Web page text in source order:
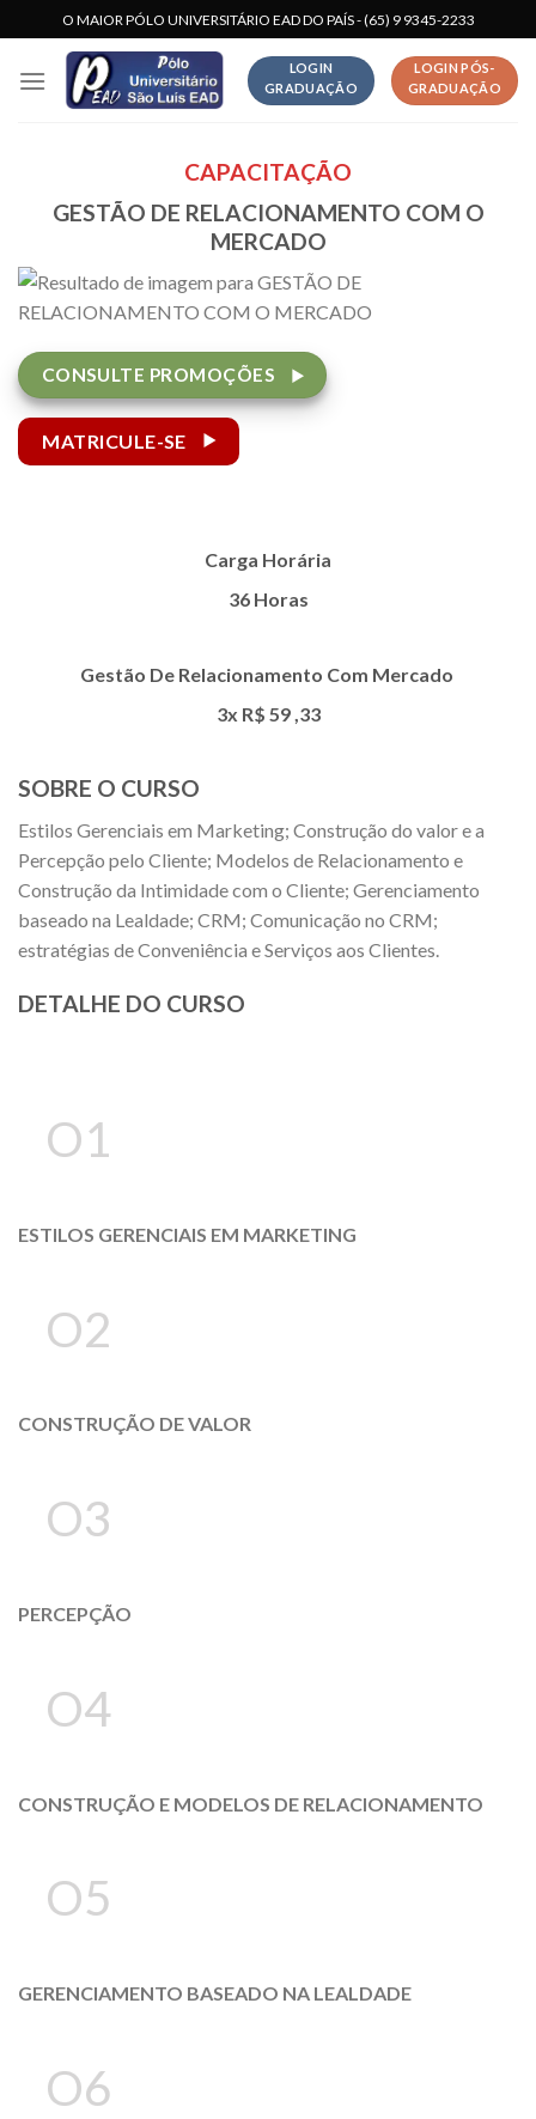
to
content
O MAIOR PÓLO UNIVERSITÁRIO EAD DO PAÍS - (65) 9 9345-2233
LOGIN
GRADUAÇÃO
LOGIN PÓS-
GRADUAÇÃO
CAPACITAÇÃO
GESTÃO DE RELACIONAMENTO COM O
MERCADO
CONSULTE PROMOÇÕES
MATRICULE-SE
Carga Horária
36 Horas
Gestão De Relacionamento Com Mercado
3x R$ 59,33
SOBRE O CURSO
Estilos Gerenciais em Marketing; Construção do valor e a
Percepção pelo Cliente; Modelos de Relacionamento e
Construção da Intimidade com o Cliente; Gerenciamento
baseado na Lealdade; CRM; Comunicação no CRM;
estratégias de Conveniência e Serviços aos Clientes.
DETALHE DO CURSO
O1
ESTILOS GERENCIAIS EM MARKETING
O2
CONSTRUÇÃO DE VALOR
O3
PERCEPÇÃO
O4
CONSTRUÇÃO E MODELOS DE RELACIONAMENTO
O5
GERENCIAMENTO BASEADO NA LEALDADE
O6